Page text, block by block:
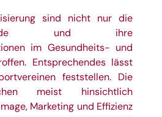
sind nicht nur die
und ihre
im Gesundheits- und
Entsprechendes lässt
feststellen. Die
meist hinsichtlich
Marketing und Effizienz